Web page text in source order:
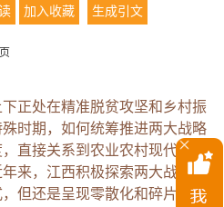
加入收藏 生成引文
正处在精准脱贫攻坚和乡村振
时期，如何统筹推进两大战略
直接关系到农业农村现代化的
来，江西积极探索两大战略相
但还是呈现零散化和碎片化特